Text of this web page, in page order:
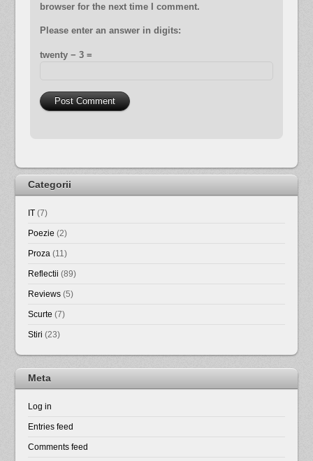
browser for the next time I comment.
Please enter an answer in digits:
twenty − 3 =
Categorii
IT (7)
Poezie (2)
Proza (11)
Reflectii (89)
Reviews (5)
Scurte (7)
Stiri (23)
Meta
Log in
Entries feed
Comments feed